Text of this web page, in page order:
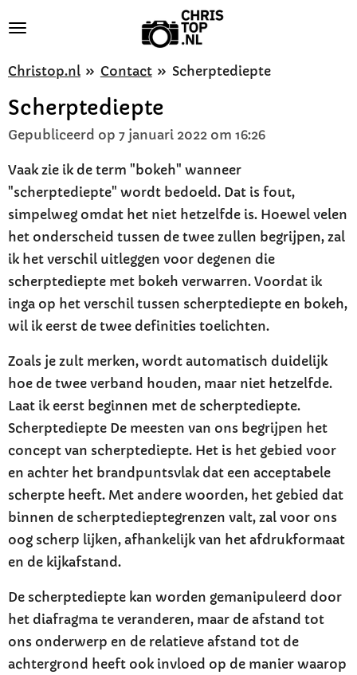
naar
hoofdinhoud
Christop.nl » Contact » Scherptediepte
Scherptediepte
Gepubliceerd op 7 januari 2022 om 16:26
Vaak zie ik de term "bokeh" wanneer
"scherptediepte" wordt bedoeld. Dat is fout,
simpelweg omdat het niet hetzelfde is. Hoewel velen
het onderscheid tussen de twee zullen begrijpen, zal
ik het verschil uitleggen voor degenen die
scherptediepte met bokeh verwarren. Voordat ik
inga op het verschil tussen scherptediepte en bokeh,
wil ik eerst de twee definities toelichten.
Zoals je zult merken, wordt automatisch duidelijk
hoe de twee verband houden, maar niet hetzelfde.
Laat ik eerst beginnen met de scherptediepte.
Scherptediepte De meesten van ons begrijpen het
concept van scherptediepte. Het is het gebied voor
en achter het brandpuntsvlak dat een acceptabele
scherpte heeft. Met andere woorden, het gebied dat
binnen de scherptedieptegrenzen valt, zal voor ons
oog scherp lijken, afhankelijk van het afdrukformaat
en de kijkafstand.
De scherptediepte kan worden gemanipuleerd door
het diafragma te veranderen, maar de afstand tot
ons onderwerp en de relatieve afstand tot de
achtergrond heeft ook invloed op de manier waarop